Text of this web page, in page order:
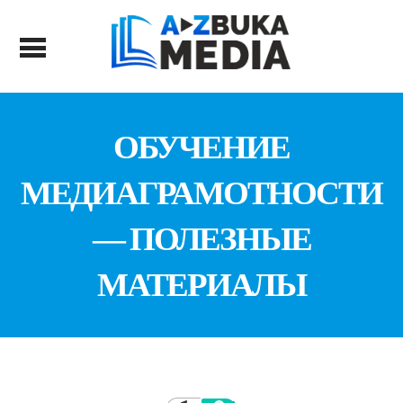
ОБУЧЕНИЕ
МЕДИАГРАМОТНОСТИ
— ПОЛЕЗНЫЕ
МАТЕРИАЛЫ